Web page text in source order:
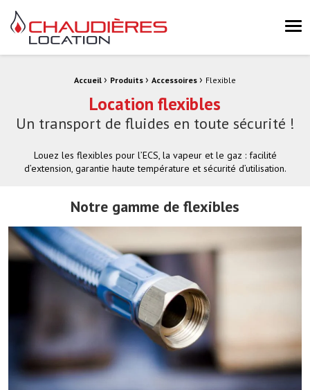
Chaudières Location Location de chaudière et chaufferie mobile
Accueil › Produits › Accessoires › Flexible
Location flexibles
Un transport de fluides en toute sécurité !
Louez les flexibles pour l’ECS, la vapeur et le gaz : facilité
d’extension, garantie haute température et sécurité d’utilisation.
Notre gamme de flexibles